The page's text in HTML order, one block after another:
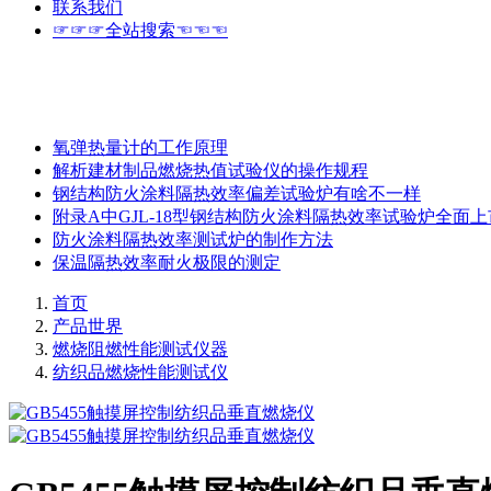
联系我们
☞☞☞全站搜索☜☜☜
氧弹热量计的工作原理
解析建材制品燃烧热值试验仪的操作规程
钢结构防火涂料隔热效率偏差试验炉有啥不一样
附录A中GJL-18型钢结构防火涂料隔热效率试验炉全面上
防火涂料隔热效率测试炉的制作方法
保温隔热效率耐火极限的测定
首页
产品世界
燃烧阻燃性能测试仪器
纺织品燃烧性能测试仪